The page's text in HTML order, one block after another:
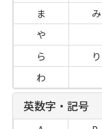
ま
み
や
ら
り
わ
英数字・記号